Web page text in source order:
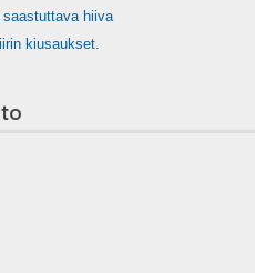
hiiva
kiusaukset.